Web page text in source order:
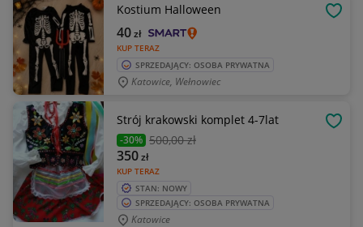
Kostium Halloween
KUP TERAZ
40zł
SPRZEDAJĄCY: OSOBA PRYWATNA
Katowice, Wełnowiec
Strój krakowski komplet 4-7lat
-30% 500,00 zł
KUP TERAZ
350zł
STAN: NOWY
SPRZEDAJĄCY: OSOBA PRYWATNA
Katowice